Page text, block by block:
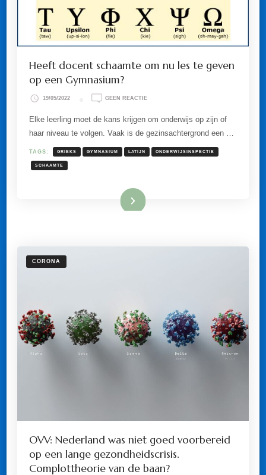
Heeft docent schaamte om nu les te geven
op een Gymnasium?
19/05/2022 GEEN REACTIEOP
OM
LES
Elke leerling moet de kans krijgen om onderwijs op zijn of
haar niveau te volgen. Vaak is de gezinsachtergrond een …
TAGS: GRIEKS GYMNASIUM LATIJN ONDERWIJSINSPECTIE
SCHAAMTE
Lees meer
CORONA
OVV: Nederland was niet goed voorbereid
op een lange gezondheidscrisis.
Complottheorie van de baan?